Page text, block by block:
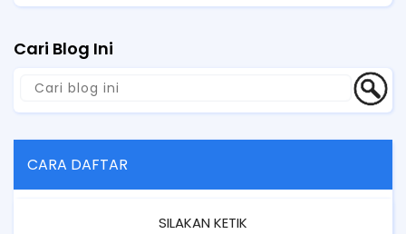
Cari Blog Ini
CARA DAFTAR
SILAKAN KETIK